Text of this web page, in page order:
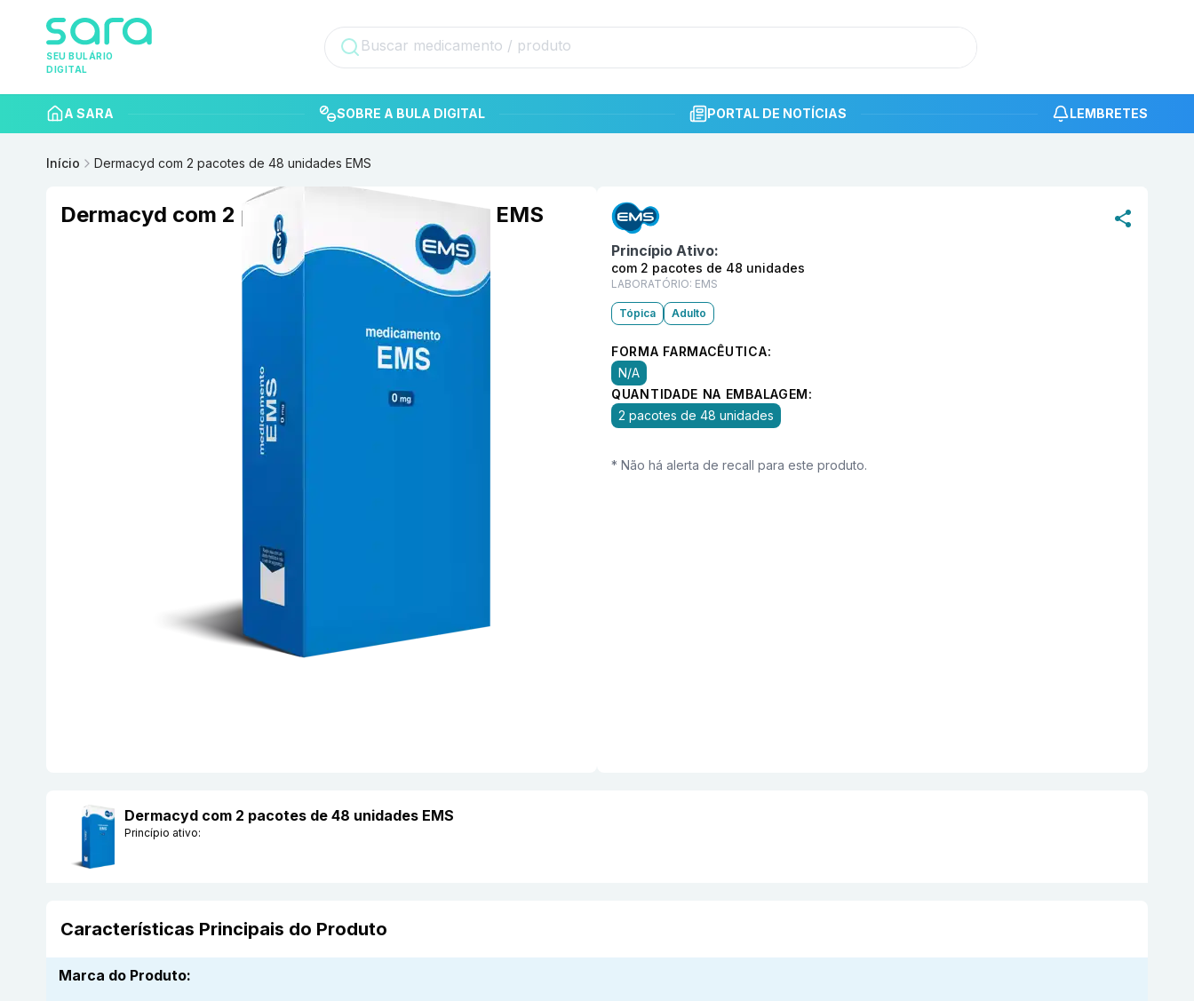
SEU BULÁRIO
DIGITAL
A SARA SOBRE A BULA DIGITAL PORTAL DE NOTÍCIAS LEMBRETES
Início Dermacyd com 2 pacotes de 48 unidades EMS
Dermacyd com 2 pacotes de 48 unidades EMS
Princípio Ativo:
com 2 pacotes de 48 unidades
LABORATÓRIO: EMS
Tópica Adulto
FORMA FARMACÊUTICA:
N/A
QUANTIDADE NA EMBALAGEM:
2 pacotes de 48 unidades
* Não há alerta de recall para este produto.
Dermacyd com 2 pacotes de 48 unidades EMS
Princípio ativo:
Características Principais do Produto
Marca do Produto: